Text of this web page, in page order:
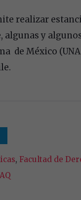
realizar
y
de México
, Facultad de